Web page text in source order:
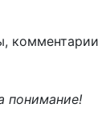
понимание!